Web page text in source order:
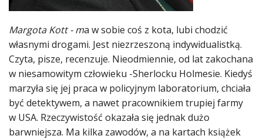
Margota Kott - ma w sobie coś z kota, lubi chodzić
własnymi drogami. Jest niezrzeszoną indywidualistką.
Czyta, pisze, recenzuje. Nieodmiennie, od lat zakochana
w niesamowitym człowieku -Sherlocku Holmesie. Kiedyś
marzyła się jej praca w policyjnym laboratorium, chciała
być detektywem, a nawet pracownikiem trupiej farmy
w USA. Rzeczywistość okazała się jednak dużo
barwniejsza. Ma kilka zawodów, a na kartach książek